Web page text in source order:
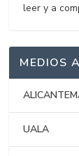
leer y a
MEDIOS
UALA